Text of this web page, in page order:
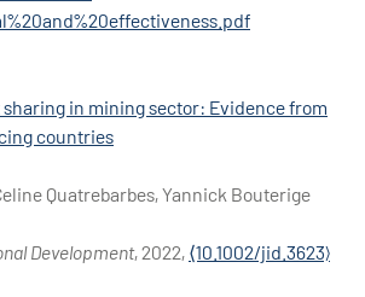
sharing in mining sector: Evidence from
countries
Quatrebarbes, Yannick Bouterige
Development, 2022, ⟨10.1002/jid.3623⟩